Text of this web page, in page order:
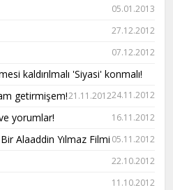
05.01.2013
27.12.2012
07.12.2012
kaldırılmalı 'Siyasi' konmalı!
24.11.2012
getirmişem!21.11.2012
yorumlar! 16.11.2012
Alaaddin Yılmaz Filmi 05.11.2012
22.10.2012
11.10.2012